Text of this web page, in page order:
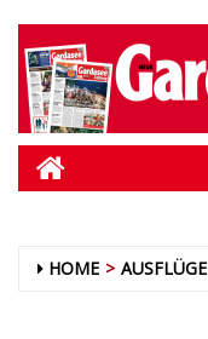
HOME AUSFLÜGE